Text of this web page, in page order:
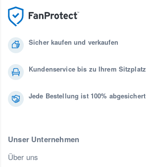
Sicher kaufen und verkaufen
Kundenservice bis zu Ihrem Sitzplatz
Jede Bestellung ist 100% abgesichert
Unser Unternehmen
Über uns